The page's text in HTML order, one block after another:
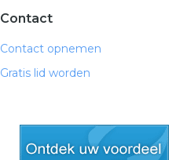
Contact
Contact opnemen
Gratis lid worden